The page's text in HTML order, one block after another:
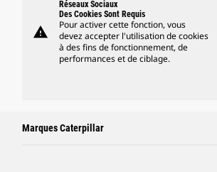
warning
Réseaux Sociaux
Des Cookies Sont Requis
Pour activer cette fonction, vous
devez accepter l'utilisation de cookies
à des fins de fonctionnement, de
performances et de ciblage.
Marques Caterpillar